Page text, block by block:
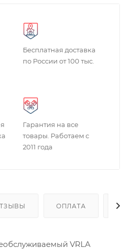
Бесплатная доставка
по России от 100 тыс.
Гарантия на все
товары. Работаем с
2011 года
ОПЛАТА
VRLA